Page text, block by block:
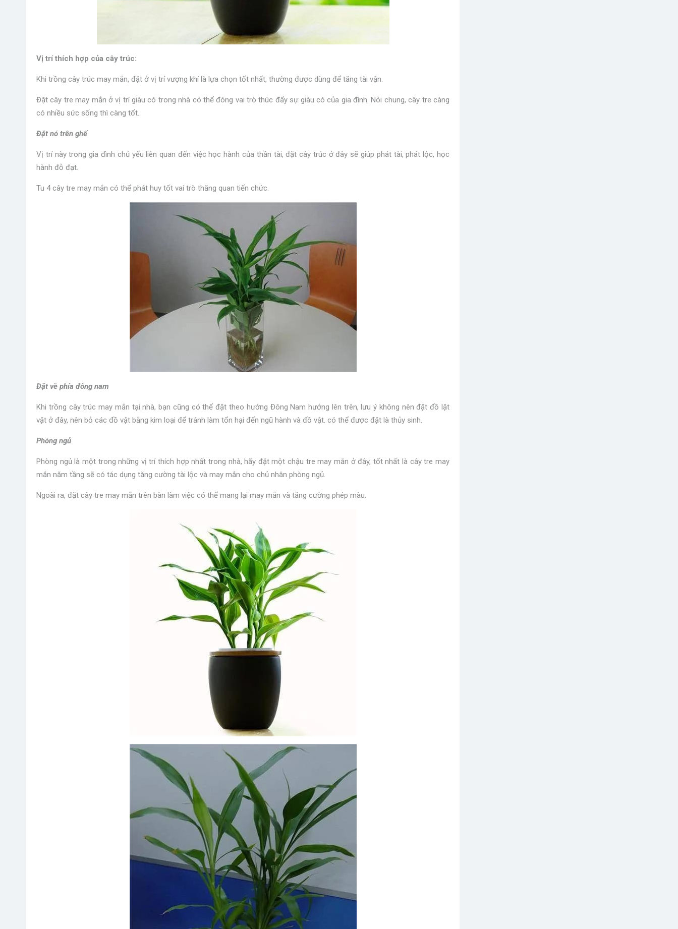
Vị trí thích hợp của cây trúc:
Khi trồng cây trúc may mắn, đặt ở vị trí vượng khí là lựa chọn tốt nhất, thường được dùng để tăng tài vận.
Đặt cây tre may mắn ở vị trí giàu có trong nhà có thể đóng vai trò thúc đẩy sự giàu có của gia đình. Nói chung, cây tre càng
có nhiều sức sống thì càng tốt.
Đặt nó trên ghế
Vị trí này trong gia đình chủ yếu liên quan đến việc học hành của thần tài, đặt cây trúc ở đây sẽ giúp phát tài, phát lộc, học
hành đỗ đạt.
Tu 4 cây tre may mắn có thể phát huy tốt vai trò thăng quan tiến chức.
Đặt về phía đông nam
Khi trồng cây trúc may mắn tại nhà, bạn cũng có thể đặt theo hướng Đông Nam hướng lên trên, lưu ý không nên đặt đồ lặt
vặt ở đây, nên bỏ các đồ vật bằng kim loại để tránh làm tổn hại đến ngũ hành và đồ vật. có thể được đặt là thủy sinh.
Phòng ngủ
Phòng ngủ là một trong những vị trí thích hợp nhất trong nhà, hãy đặt một chậu tre may mắn ở đây, tốt nhất là cây tre may
mắn năm tầng sẽ có tác dụng tăng cường tài lộc và may mắn cho chủ nhân phòng ngủ.
Ngoài ra, đặt cây tre may mắn trên bàn làm việc có thể mang lại may mắn và tăng cường phép màu.